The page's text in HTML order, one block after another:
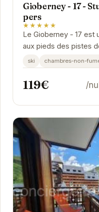
Gioberney - 17 -
pers
★★★★★
Le Gioberney - 17 est
aux pieds des pistes
accueillir jusqu'à 4
ski chambres-non-
119€ /